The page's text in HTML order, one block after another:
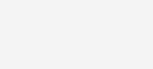
nicht belegt. Im Gegensatz dazu ist die durch
verursachte Krebserkrankung der Haut
und aktinische Keratosen) mit der BK-
zur zweithäufigsten entschädigten
geworden, ohne dass es dafür derzeit